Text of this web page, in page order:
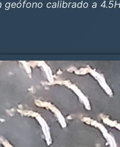
calibrado a